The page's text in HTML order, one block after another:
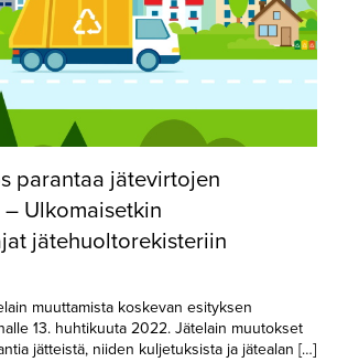
parantaa jätevirtojen
Ulkomaisetkin
jätehuoltorekisteriin
muuttamista koskevan esityksen
13. huhtikuuta 2022. Jätelain muutokset
jätteistä, niiden kuljetuksista ja jätealan […]